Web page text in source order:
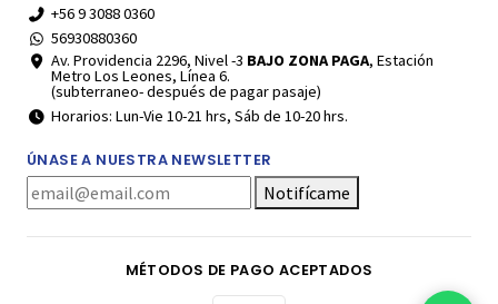
+56 9 3088 0360
56930880360
Av. Providencia 2296, Nivel -3 BAJO ZONA PAGA, Estación
Metro Los Leones, Línea 6.
(subterraneo- después de pagar pasaje)
Horarios: Lun-Vie 10-21 hrs, Sáb de 10-20 hrs.
ÚNASE A NUESTRA NEWSLETTER
Notifícame
MÉTODOS DE PAGO ACEPTADOS